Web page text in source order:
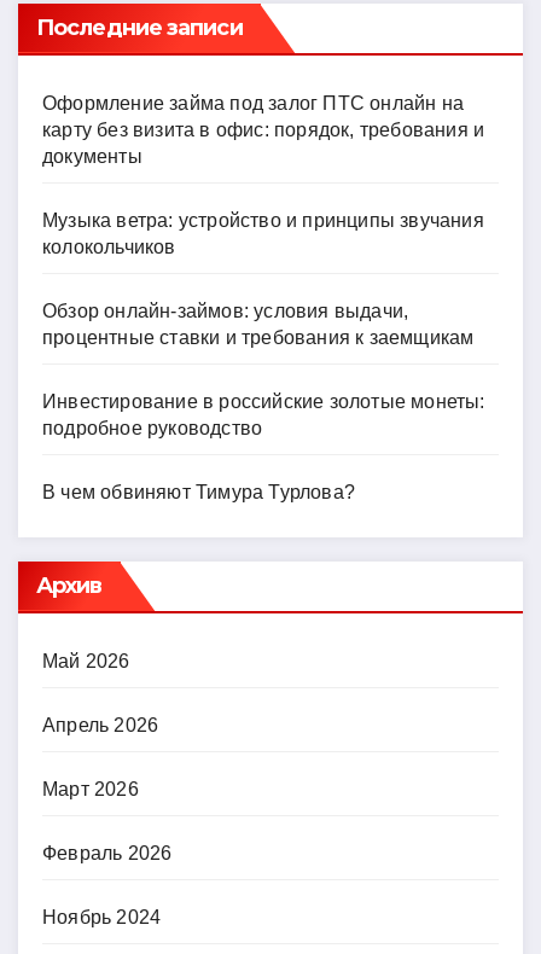
Последние записи
Оформление займа под залог ПТС онлайн на
карту без визита в офис: порядок, требования и
документы
Музыка ветра: устройство и принципы звучания
колокольчиков
Обзор онлайн-займов: условия выдачи,
процентные ставки и требования к заемщикам
Инвестирование в российские золотые монеты:
подробное руководство
В чем обвиняют Тимура Турлова?
Архив
Май 2026
Апрель 2026
Март 2026
Февраль 2026
Ноябрь 2024